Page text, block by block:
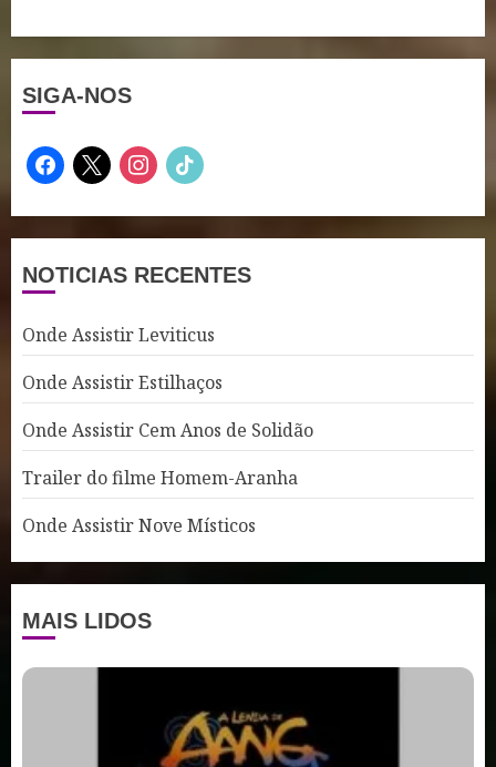
SIGA-NOS
facebook
x instagram
tiktok
NOTICIAS RECENTES
Onde Assistir Leviticus
Onde Assistir Estilhaços
Onde Assistir Cem Anos de Solidão
Trailer do filme Homem-Aranha
Onde Assistir Nove Místicos
MAIS LIDOS